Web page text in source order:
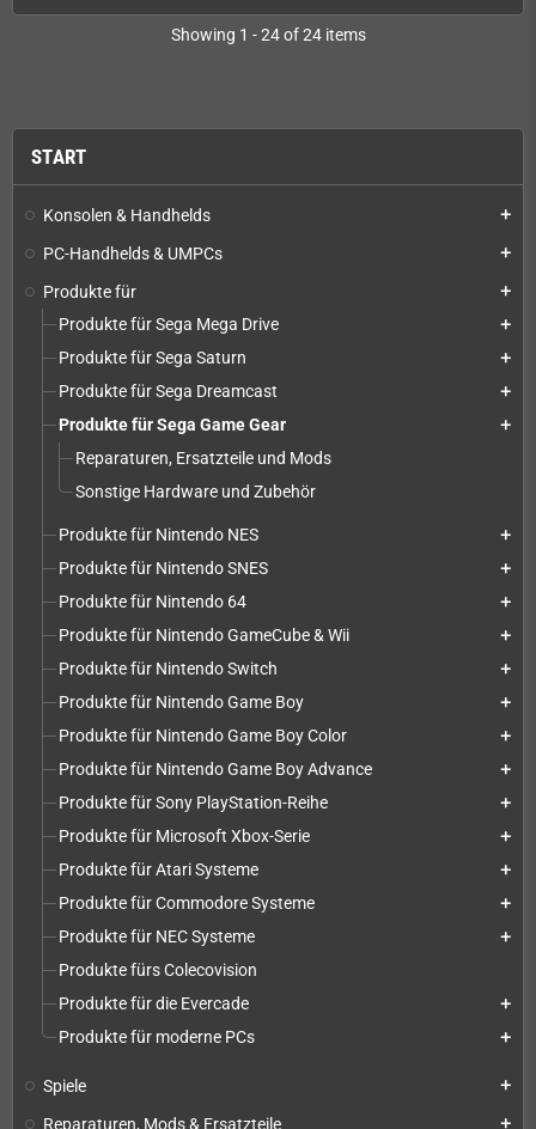
START
Konsolen & Handhelds add
PC-Handhelds & UMPCs add
Produkte für add
Produkte für Sega Mega Drive add
Produkte für Sega Saturn add
Produkte für Sega Dreamcast add
Produkte für Sega Game Gear add
Reparaturen, Ersatzteile und Mods
Sonstige Hardware und Zubehör
Produkte für Nintendo NES add
Produkte für Nintendo SNES add
Produkte für Nintendo 64 add
Produkte für Nintendo GameCube & Wii add
Produkte für Nintendo Switch add
Produkte für Nintendo Game Boy add
Produkte für Nintendo Game Boy Color add
Produkte für Nintendo Game Boy Advance add
Produkte für Sony PlayStation-Reihe add
Produkte für Microsoft Xbox-Serie add
Produkte für Atari Systeme add
Produkte für Commodore Systeme add
Produkte für NEC Systeme add
Produkte fürs Colecovision
Produkte für die Evercade
add
Produkte für moderne PCs add
Spiele add
Reparaturen, Mods & Ersatzteile add
Showing 1 - 24 of 24 items